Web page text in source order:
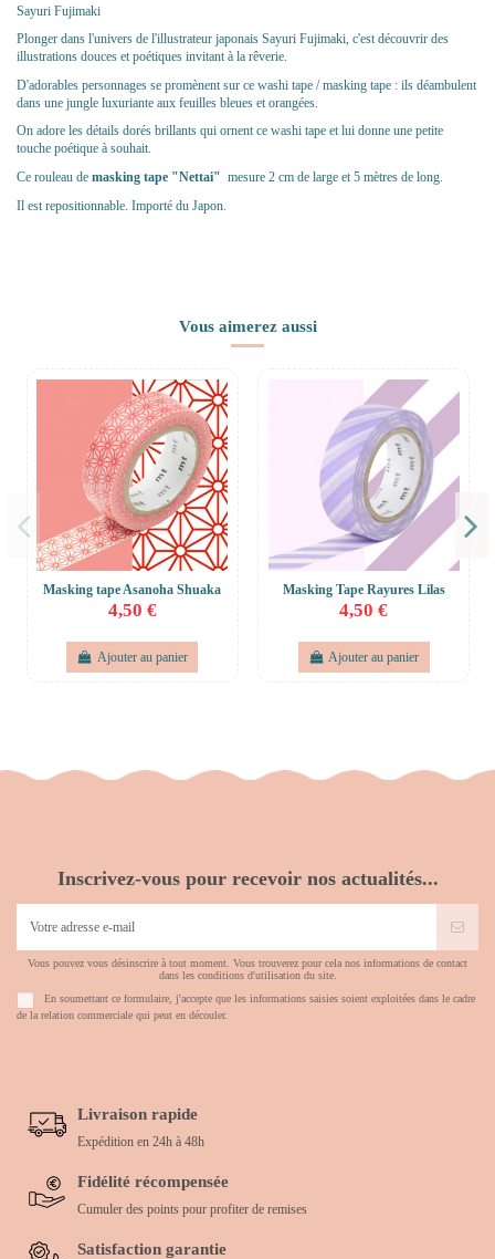
Sayuri Fujimaki
Plonger dans l'univers de l'illustrateur japonais Sayuri Fujimaki, c'est découvrir des
illustrations douces et poétiques invitant à la rêverie.
D'adorables personnages se promènent sur ce washi tape / masking tape : ils déambulent
dans une jungle luxuriante aux feuilles bleues et orangées.
On adore les détails dorés brillants qui ornent ce washi tape et lui donne une petite
touche poétique à souhait.
Ce rouleau de masking tape "Nettai" mesure 2 cm de large et 5 mètres de long.
Il est repositionnable. Importé du Japon.
Vous aimerez aussi
Masking tape Asanoha Shuaka
4,50 €
Ajouter au panier
Masking Tape Rayures Lilas
4,50 €
Ajouter au panier
Inscrivez-vous pour recevoir nos actualités...
Vous pouvez vous désinscrire à tout moment. Vous trouverez pour cela nos informations de contact
dans les conditions d'utilisation du site.
En soumettant ce formulaire, j'accepte que les informations saisies soient exploitées dans le cadre
de la relation commerciale qui peut en découler.
Livraison rapide
Expédition en 24h à 48h
Fidélité récompensée
Cumuler des points pour profiter de remises
Satisfaction garantie